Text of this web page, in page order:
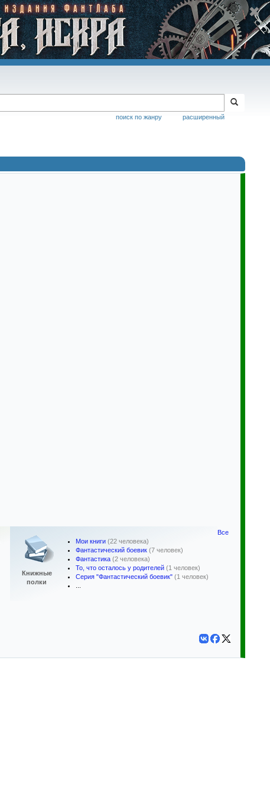
расширенный
поиск по жанру
Книжные
полки
Мои книги (22 человека)
Фантастический боевик (7 человек)
Фантастика (2 человека)
То, что осталось у родителей (1 человек)
Серия "Фантастический боевик" (1 человек)
Все